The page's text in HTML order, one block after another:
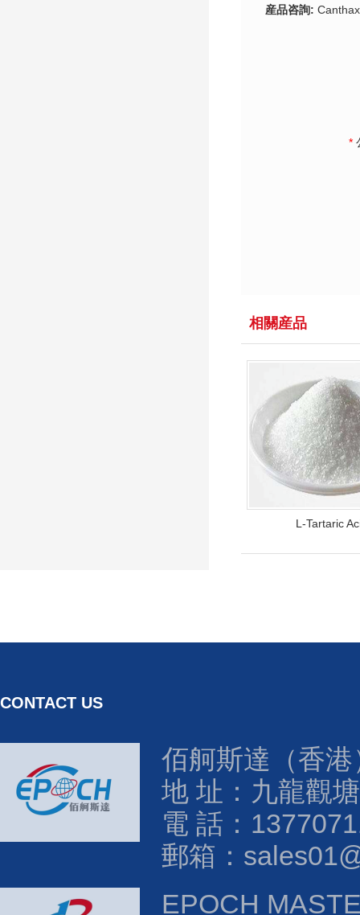
産品咨詢:
*
相關産品
L-Tartaric
CONTACT US
佰舸斯達（香
地 址：九龍觀
電 話：
郵箱：
EPOCH